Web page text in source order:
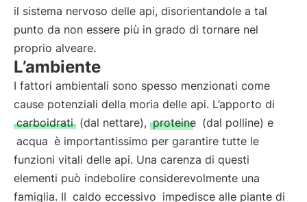
il sistema nervoso delle api, disorientandole a tal
punto da non essere più in grado di tornare nel
proprio alveare.
L’ambiente
I fattori ambientali sono spesso menzionati come
cause potenziali della moria delle api. L’apporto di
carboidrati (dal nettare), proteine (dal polline) e
acqua è importantissimo per garantire tutte le
funzioni vitali delle api. Una carenza di questi
elementi può indebolire considerevolmente una
famiglia. Il caldo eccessivo impedisce alle piante di